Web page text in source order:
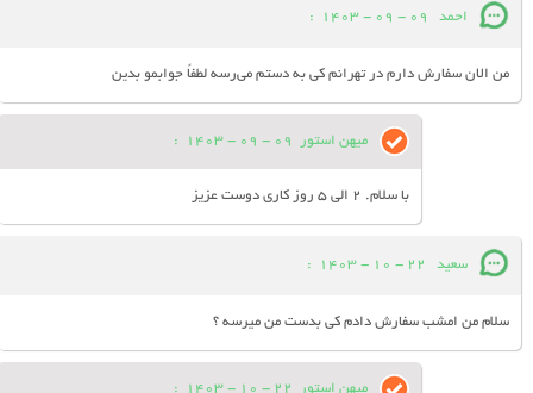
احمد 09 - 09 - 1403
:
من الان سفارش دارم در تهرانم کی به دستم می‌رسه لطفاً جوابمو بدین
میهن استور 09 - 09 - 1403
:
با سلام. 2 الی 5 روز کاری دوست عزیز
سعید 22 - 10 - 1403
:
سلام من امشب سفارش دادم کی بدست من میرسه ؟
میهن استور 22 - 10 - 1403
: